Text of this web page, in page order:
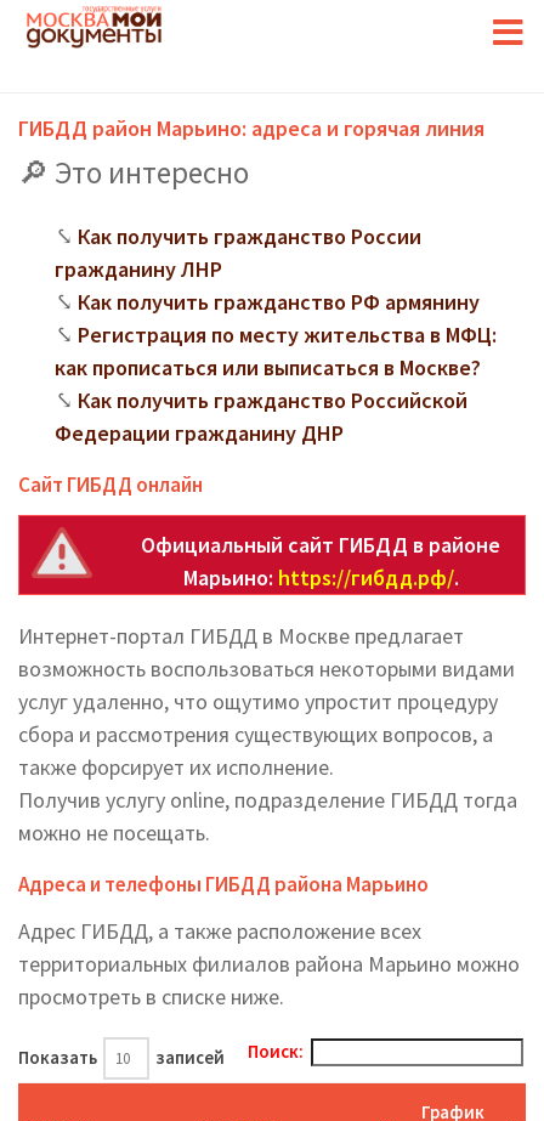
ГИБДД район Марьино: адреса и горячая линия
Это интересно
Как получить гражданство России
гражданину ЛНР
Как получить гражданство РФ армянину
Регистрация по месту жительства в МФЦ:
как прописаться или выписаться в Москве?
Как получить гражданство Российской
Федерации гражданину ДНР
Сайт ГИБДД онлайн
Официальный сайт ГИБДД в районе
Марьино: https://гибдд.рф/.
Интернет-портал ГИБДД в Москве предлагает
возможность воспользоваться некоторыми видами
услуг удаленно, что ощутимо упростит процедуру
сбора и рассмотрения существующих вопросов, а
также форсирует их исполнение.
Получив услугу online, подразделение ГИБДД тогда
можно не посещать.
Адреса и телефоны ГИБДД района Марьино
Адрес ГИБДД, а также расположение всех
территориальных филиалов района Марьино можно
просмотреть в списке ниже.
Показать записей Поиск:
График